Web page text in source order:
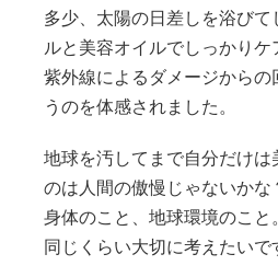
多少、太陽の日差しを浴びて
ルと美容オイルでしっかりケ
紫外線によるダメージから
うのを体感されました。
地球を汚してまで自分だけは
のは人間の傲慢じゃないかな
身体のこと、地球環境のこと。
同じくらい大切に考えたいで